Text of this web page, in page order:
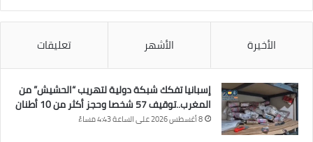
الأخيرة الأشهر تعليقات
إسبانيا تفكك شبكة دولية لتهريب “الحشيش” من
المغرب..توقيف 57 شخصا وحجز أكثر من 10 أطنان
8 أغسطس 2026 على الساعة 4:43 مساءً